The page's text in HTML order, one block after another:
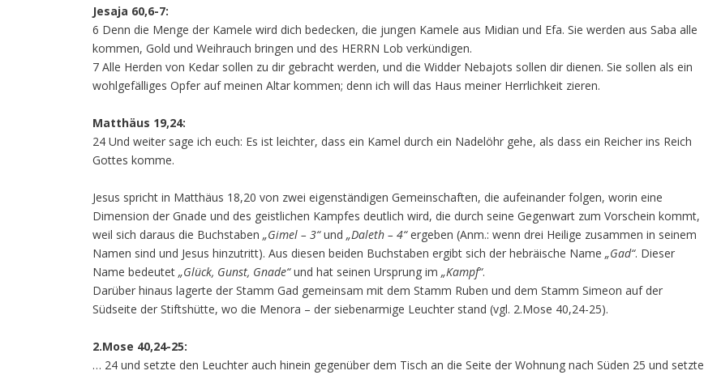
Jesaja 60,6-7:
6 Denn die Menge der Kamele wird dich bedecken, die jungen Kamele aus Midian und Efa. Sie werden aus Saba alle
kommen, Gold und Weihrauch bringen und des HERRN Lob verkündigen.
7 Alle Herden von Kedar sollen zu dir gebracht werden, und die Widder Nebajots sollen dir dienen. Sie sollen als ein
wohlgefälliges Opfer auf meinen Altar kommen; denn ich will das Haus meiner Herrlichkeit zieren.
Matthäus 19,24:
24 Und weiter sage ich euch: Es ist leichter, dass ein Kamel durch ein Nadelöhr gehe, als dass ein Reicher ins Reich
Gottes komme.
Jesus spricht in Matthäus 18,20 von zwei eigenständigen Gemeinschaften, die aufeinander folgen, worin eine
Dimension der Gnade und des geistlichen Kampfes deutlich wird, die durch seine Gegenwart zum Vorschein kommt,
weil sich daraus die Buchstaben „Gimel – 3“und „Daleth – 4“ergeben (Anm.: wenn drei Heilige zusammen in seinem
Namen sind und Jesus hinzutritt). Aus diesen beiden Buchstaben ergibt sich der hebräische Name „Gad“. Dieser
Name bedeutet „Glück, Gunst, Gnade“und hat seinen Ursprung im „Kampf“.
Darüber hinaus lagerte der Stamm Gad gemeinsam mit dem Stamm Ruben und dem Stamm Simeon auf der
Südseite der Stiftshütte, wo die Menora – der siebenarmige Leuchter stand (vgl. 2.Mose 40,24-25).
2.Mose 40,24-25:
… 24 und setzte den Leuchter auch hinein gegenüber dem Tisch an die Seite der Wohnung nach Süden 25 und setzte